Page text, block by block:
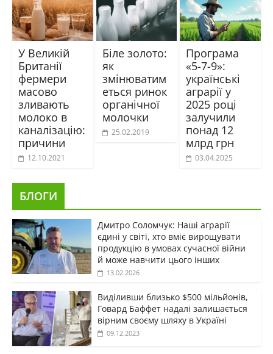
У Великій
Британії
фермери
масово
зливають
молоко в
каналізацію:
причини
12.10.2021
Біле золото:
як
змінюватим
еться ринок
органічної
молочки
25.02.2019
Програма
«5-7-9»:
українські
аграрії у
2025 році
залучили
понад 12
млрд грн
03.04.2025
БЛОГИ
Дмитро Соломчук: Наші аграрії
єдині у світі, хто вміє вирощувати
продукцію в умовах сучасної війни
й може навчити цього інших
13.02.2026
Виділивши близько $500 мільйонів,
Говард Баффет надалі залишається
вірним своєму шляху в Україні
09.12.2023